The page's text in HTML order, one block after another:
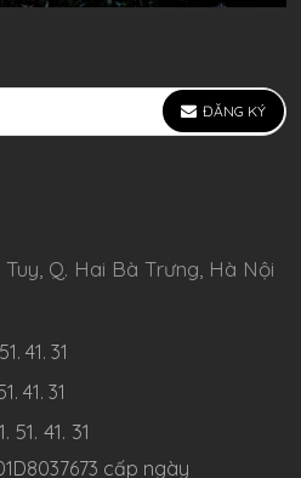
ĐĂNG KÝ
Q. Hai Bà Trưng, Hà Nội
41. 31
41. 31
41. 31
cấp ngày